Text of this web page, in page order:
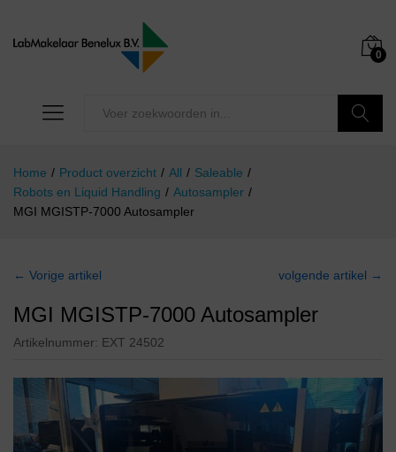
0
Home / Product overzicht / All / Saleable /
Robots en Liquid Handling / Autosampler /
MGI MGISTP-7000 Autosampler
← Vorige artikel volgende artikel →
MGI MGISTP-7000 Autosampler
Artikelnummer: EXT 24502